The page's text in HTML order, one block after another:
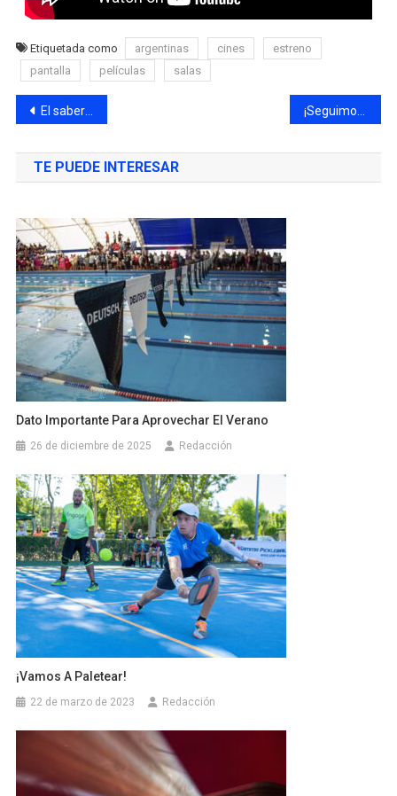
Etiquetada como argentinas cines
estreno
pantalla
películas salas
El saber no ocupa lugar, sacale jugo al invierno ¡Seguimos en Modo OFF! Las vacaciones de invierno siguen en pie
TE PUEDE INTERESAR
Dato Importante Para Aprovechar El Verano
26 de diciembre de 2025 Redacción
¡Vamos A Paletear!
22 de marzo de 2023 Redacción